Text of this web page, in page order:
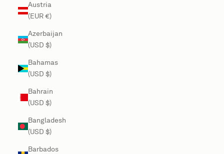
Austria
(EUR €)
Azerbaijan
(USD $)
Bahamas
(USD $)
Bahrain
(USD $)
Bangladesh
(USD $)
Barbados